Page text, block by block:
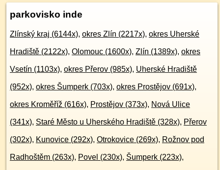
parkovisko inde
Zlínský kraj (6144x), okres Zlín (2217x), okres Uherské
Hradiště (2122x), Olomouc (1600x), Zlín (1389x), okres
Vsetín (1103x), okres Přerov (985x), Uherské Hradiště
(952x), okres Šumperk (703x), okres Prostějov (691x),
okres Kroměříž (616x), Prostějov (373x), Nová Ulice
(341x), Staré Město u Uherského Hradiště (328x), Přerov
(302x), Kunovice (292x), Otrokovice (269x), Rožnov pod
Radhoštěm (263x), Povel (230x), Šumperk (223x),